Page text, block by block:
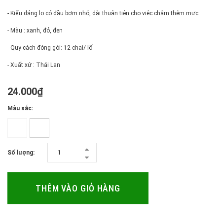
- Kiểu dáng lọ có đầu bơm nhỏ, dài thuận tiện cho việc châm thêm mực
- Màu : xanh, đỏ, đen
- Quy cách đóng gói: 12 chai/ lố
- Xuất xứ : Thái Lan
24.000₫
Màu sắc:
Số lượng:
THÊM VÀO GIỎ HÀNG